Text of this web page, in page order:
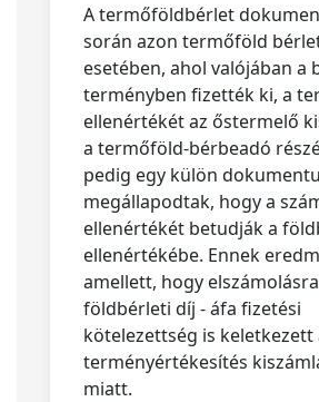
A termőföldbérlet
során azon termőföld
esetében, ahol valójában a
terményben fizették ki, a
ellenértékét az őstermelő
a termőföld-bérbeadó
pedig egy külön
megállapodtak, hogy a
ellenértékét betudják a
ellenértékébe. Ennek
amellett, hogy
földbérleti díj - áfa fizetési
kötelezettség is keletkezett
terményértékesítés
miatt.